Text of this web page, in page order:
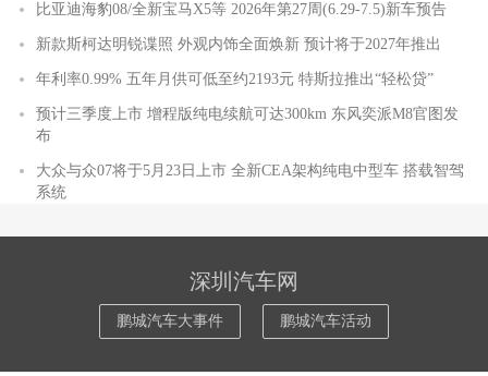
比亚迪海豹08/全新宝马X5等 2026年第27周(6.29-7.5)新车预告
新款斯柯达明锐谍照 外观内饰全面焕新 预计将于2027年推出
年利率0.99% 五年月供可低至约2193元 特斯拉推出“轻松贷”
预计三季度上市 增程版纯电续航可达300km 东风奕派M8官图发
布
大众与众07将于5月23日上市 全新CEA架构纯电中型车 搭载智驾
系统
深圳汽车网
鹏城汽车大事件 鹏城汽车活动